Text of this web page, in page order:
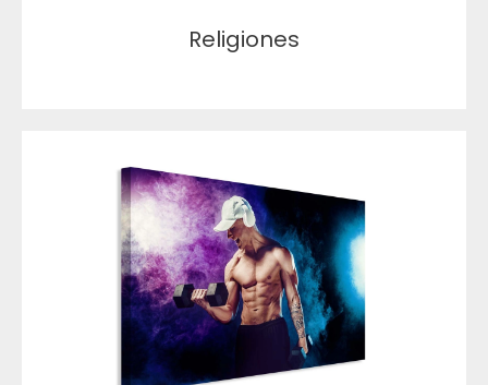
Religiones